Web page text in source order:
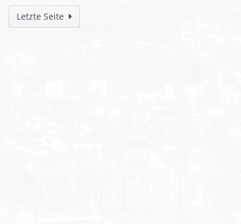
Letzte Seite